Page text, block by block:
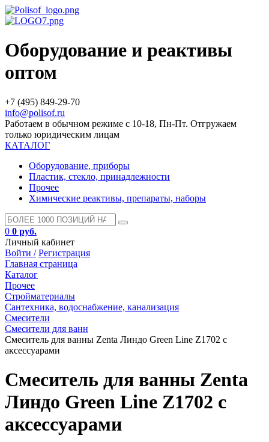
Оборудование и реактивы
оптом
+7 (495) 849-29-70
info@polisof.ru
Работаем в обычном режиме с 10-18, Пн-Пт. Отгружаем
только юридическим лицам
КАТАЛОГ
Оборудование, приборы
Пластик, стекло, принадлежности
Прочее
Химические реактивы, препараты, наборы
0 0 руб.
Личный кабинет
Войти / Регистрация
Главная страница
Каталог
Прочее
Стройматериалы
Сантехника, водоснабжение, канализация
Смесители
Смесители для ванн
Смеситель для ванны Zenta Линдо Green Line Z1702 с
аксессуарами
Смеситель для ванны Zenta
Линдо Green Line Z1702 с
аксессуарами